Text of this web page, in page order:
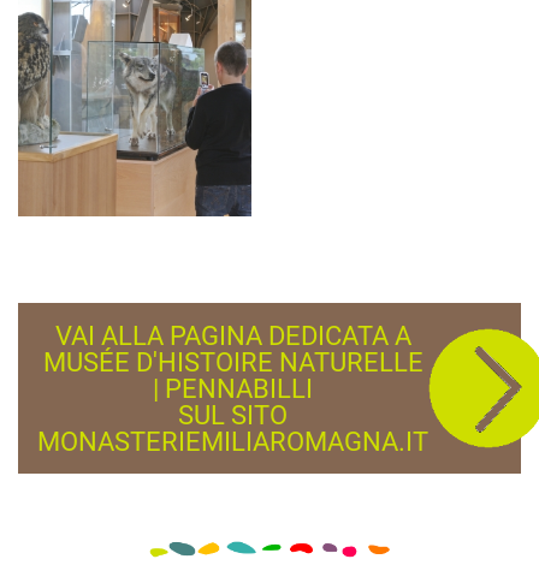
VAI ALLA PAGINA DEDICATA A
MUSÉE D'HISTOIRE NATURELLE
| PENNABILLI
SUL SITO
MONASTERIEMILIAROMAGNA.IT